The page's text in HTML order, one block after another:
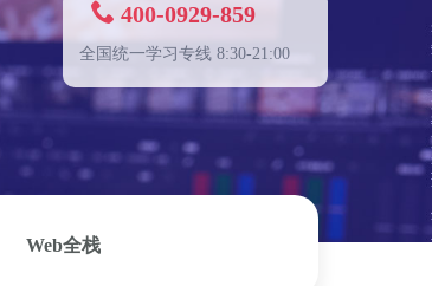
400-0929-859
全国统一学习专线 8:30-21:00
Web全栈